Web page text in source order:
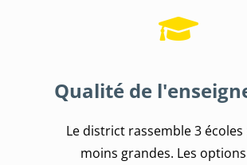
Qualité de
Le district rassemble 3
moins grandes. Les